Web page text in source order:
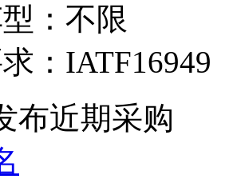
： 不限
： IATF16949
布近期采购